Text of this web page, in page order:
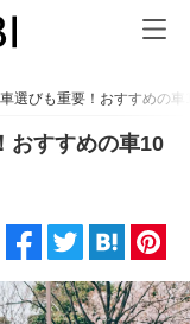
選びも重要！おすすめの車
おすすめの車10